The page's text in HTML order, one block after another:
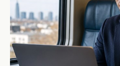
下/同僚への指示を止めません。